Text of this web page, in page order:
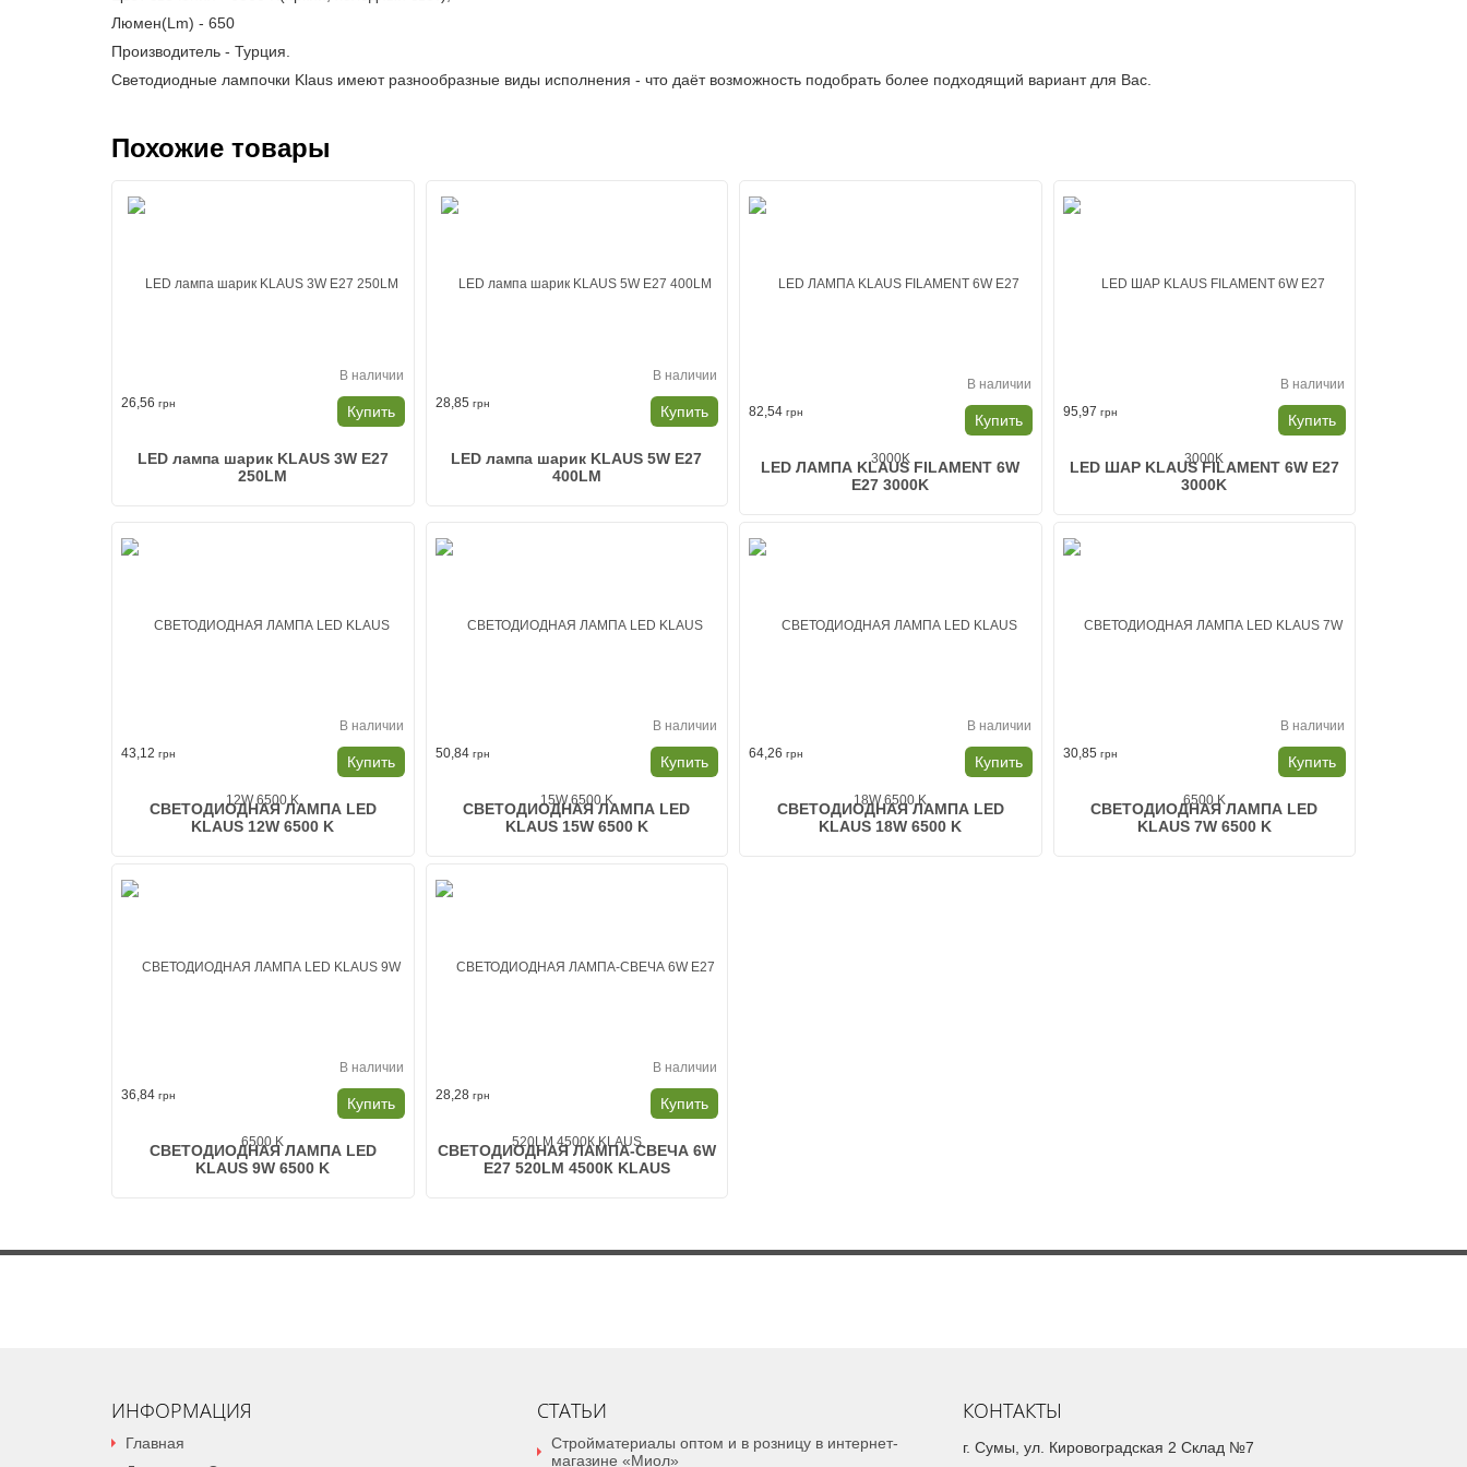
Люмен(Lm) - 650
Производитель - Турция.
Светодиодные лампочки Klaus имеют разнообразные виды исполнения - что даёт возможность подобрать более подходящий вариант для Вас.
Похожие товары
В наличии
26,56 грн Купить
LED лампа шарик KLAUS 3W E27
250LM
В наличии
28,85 грн Купить
LED лампа шарик KLAUS 5W E27
400LM
В наличии
82,54 грн Купить
LED ЛАМПА KLAUS FILAMENT 6W
E27 3000K
В наличии
95,97 грн Купить
LED ШАР KLAUS FILAMENT 6W E27
3000K
В наличии
43,12 грн Купить
СВЕТОДИОДНАЯ ЛАМПА LED
KLAUS 12W 6500 K
В наличии
50,84 грн Купить
СВЕТОДИОДНАЯ ЛАМПА LED
KLAUS 15W 6500 K
В наличии
64,26 грн Купить
СВЕТОДИОДНАЯ ЛАМПА LED
KLAUS 18W 6500 K
В наличии
30,85 грн Купить
СВЕТОДИОДНАЯ ЛАМПА LED
KLAUS 7W 6500 K
В наличии
36,84 грн Купить
СВЕТОДИОДНАЯ ЛАМПА LED
KLAUS 9W 6500 K
В наличии
28,28 грн Купить
СВЕТОДИОДНАЯ ЛАМПА-СВЕЧА 6W
E27 520LM 4500К KLAUS
ИНФОРМАЦИЯ
Главная
СТАТЬИ
Стройматериалы оптом и в розницу в интернет-
магазине «Миол»
КОНТАКТЫ
г. Сумы, ул. Кировоградская 2 Склад №7